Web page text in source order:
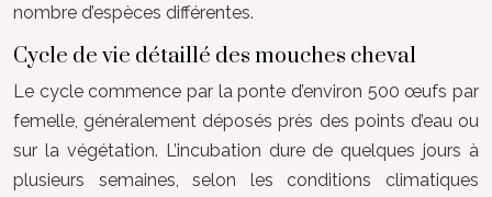
nombre d’espèces différentes.
Cycle de vie détaillé des mouches cheval
Le cycle commence par la ponte d’environ 500 œufs par
femelle, généralement déposés près des points d’eau ou
sur la végétation. L’incubation dure de quelques jours à
plusieurs semaines, selon les conditions climatiques